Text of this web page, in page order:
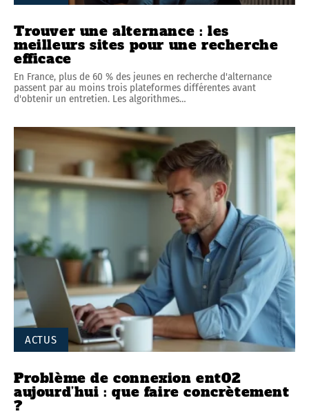
Trouver une alternance : les
meilleurs sites pour une recherche
efficace
En France, plus de 60 % des jeunes en recherche d'alternance
passent par au moins trois plateformes différentes avant
d'obtenir un entretien. Les algorithmes…
ACTUS
Problème de connexion ent02
aujourd’hui : que faire concrètement
?